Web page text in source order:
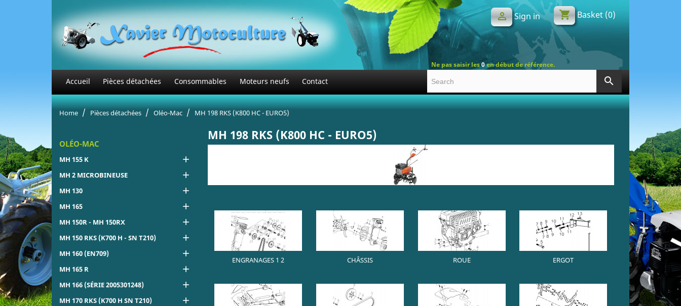
 Sign in shopping_cart Basket (0)
Accueil Pièces détachées Consommables Moteurs neufs Contact search
Ne pas saisir les0en début de référence.
Home Pièces détachées Oléo-Mac MH 198 RKS (K800 HC - EURO5)
OLÉO-MAC
MH 155 K 
MH 2 MICROBINEUSE 
MH 130 
MH 165 
MH 150R - MH 150RX 
MH 150 RKS (K700 H - SN T210) 
MH 160 (EN709) 
MH 165 R 
MH 166 (SÉRIE 2005301248) 
MH 170 RKS (K700 H SN T210) 
MH 198 RKS (K800 HC - EURO5)
ENGRANAGES 1 2 CHÂSSIS ROUE ERGOT